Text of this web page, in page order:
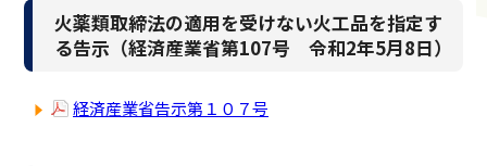
火薬類取締法の適用を受けない火工品を指定す
る告示（経済産業省第107号 令和2年5月8日）
経済産業省告示第１０７号